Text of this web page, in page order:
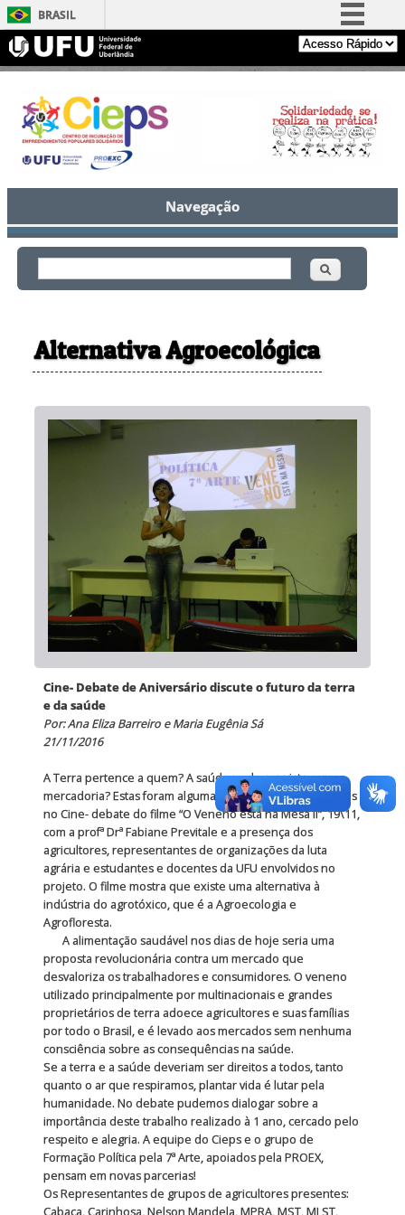
BRASIL
Simplifique!
Comunica BR
Participe
Acesso à informação
Legislação
Canais
Navegação
Formulário de busca
Buscar
Alternativa Agroecológica
Cine- Debate de Aniversário discute o futuro da terra
e da saúde
Por: Ana Eliza Barreiro e Maria Eugênia Sá
21/11/2016
A Terra pertence a quem? A saúde pode ser vista como
mercadoria? Estas foram algumas das questões levantadas
no Cine- debate do filme “O Veneno está na Mesa II”, 19\11,
com a profª Drª Fabiane Previtale e a presença dos
agricultores, representantes de organizações da luta
agrária e estudantes e docentes da UFU envolvidos no
projeto. O filme mostra que existe uma alternativa à
indústria do agrotóxico, que é a Agroecologia e
Agrofloresta.
A alimentação saudável nos dias de hoje seria uma
proposta revolucionária contra um mercado que
desvaloriza os trabalhadores e consumidores. O veneno
utilizado principalmente por multinacionais e grandes
proprietários de terra adoece agricultores e suas famílias
por todo o Brasil, e é levado aos mercados sem nenhuma
consciência sobre as consequências na saúde.
Se a terra e a saúde deveriam ser direitos a todos, tanto
quanto o ar que respiramos, plantar vida é lutar pela
humanidade. No debate pudemos dialogar sobre a
importância deste trabalho realizado à 1 ano, cercado pelo
respeito e alegria. A equipe do Cieps e o grupo de
Formação Política pela 7ª Arte, apoiados pela PROEX,
pensam em novas parcerias!
Os Representantes de grupos de agricultores presentes: